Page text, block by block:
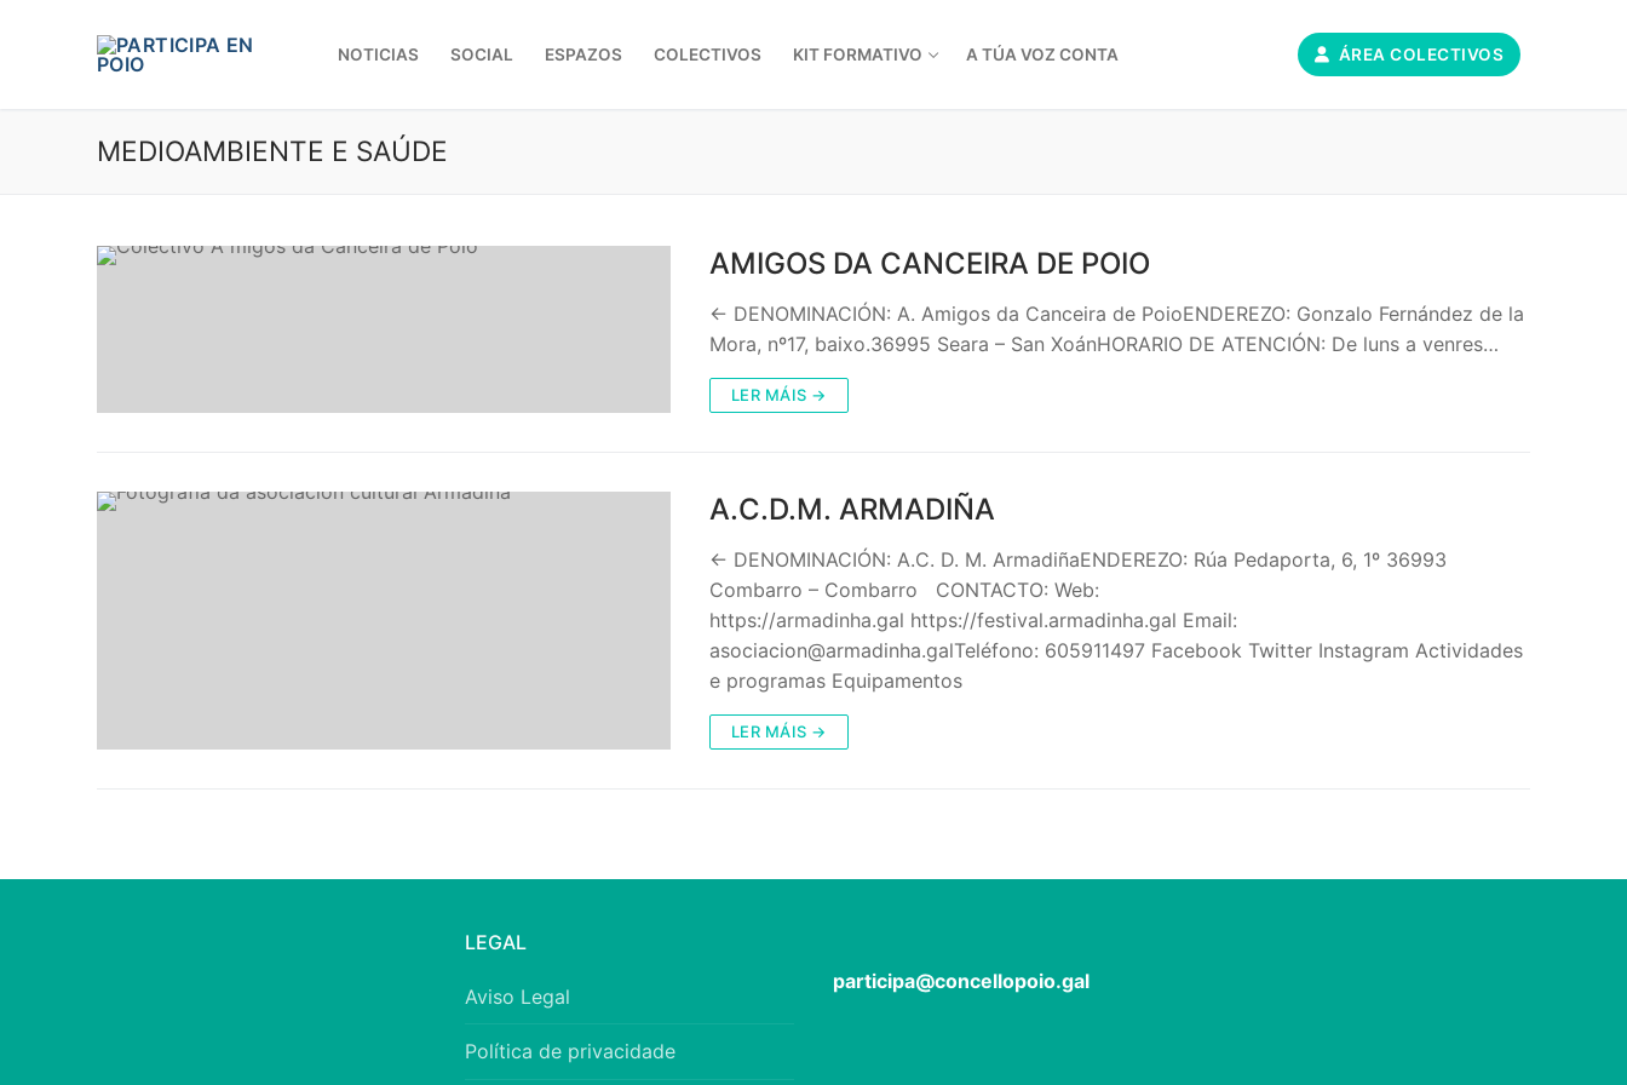
NOTICIAS SOCIAL ESPAZOS COLECTIVOS KIT FORMATIVO A TÚA VOZ CONTA ÁREA COLECTIVOS
MEDIOAMBIENTE E SAÚDE
AMIGOS DA CANCEIRA DE POIO
← DENOMINACIÓN: A. Amigos da Canceira de PoioENDEREZO: Gonzalo Fernández de la
Mora, nº17, baixo.36995 Seara – San XoánHORARIO DE ATENCIÓN: De luns a venres…
LER MÁIS →
A.C.D.M. ARMADIÑA
← DENOMINACIÓN: A.C. D. M. ArmadiñaENDEREZO: Rúa Pedaporta, 6, 1º 36993
Combarro – Combarro CONTACTO: Web:
https://armadinha.gal https://festival.armadinha.gal Email:
asociacion@armadinha.galTeléfono: 605911497 Facebook Twitter Instagram Actividades
e programas Equipamentos
LER MÁIS →
LEGAL
Aviso Legal
Política de privacidade
participa@concellopoio.gal